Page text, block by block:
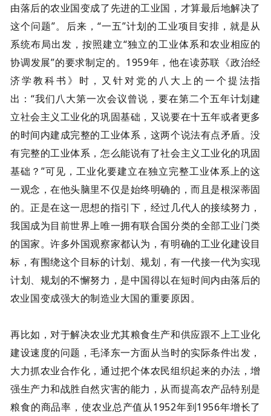
由落后的农业国变成了先进的工业国，才算最后地解决了
这个问题”。后来，“一五”计划的工业项目安排，就是从
系统布局出发，按照建立“独立的工业体系和农业相应的
协调发展”的要求制定的。1959年，他在读苏联《政治经
济学教科书》时，又针对党的八大上的一个提法指
出：“我们八大第一次会议曾说，要在第二个五年计划建
立社会主义工业化的巩固基础，又说要在十五年或者更多
的时间内建成完整的工业体系，这两个说法有点矛盾。没
有完整的工业体系，怎么能说有了社会主义工业化的巩固
基础？”可见，工业化要建立在独立完整工业体系上的这
一观念，在他头脑里不仅是始终明确的，而且是根深蒂固
的。正是在这一思想的指引下，经过几代人的接续努力，
我国成为目前世界上唯一拥有联合国分类的全部工业门类
的国家。许多外国观察家都认为，有明确的工业化建设目
标，有围绕这个目标的计划、规划，有一代接一代为实现
计划、规划的不懈努力，是中国得以在短时间内由落后的
农业国变成强大的制造业大国的重要原因。
再比如，对于解决农业尤其粮食生产和供应跟不上工业化
建设速度的问题，毛泽东一方面从当时的实际条件出发，
大力抓农业合作化，通过把个体农民组织起来的办法，增
强生产力和战胜自然灾害的能力，从而提高农产品特别是
粮食的商品率，使农业总产值从1952年到1956年增长了